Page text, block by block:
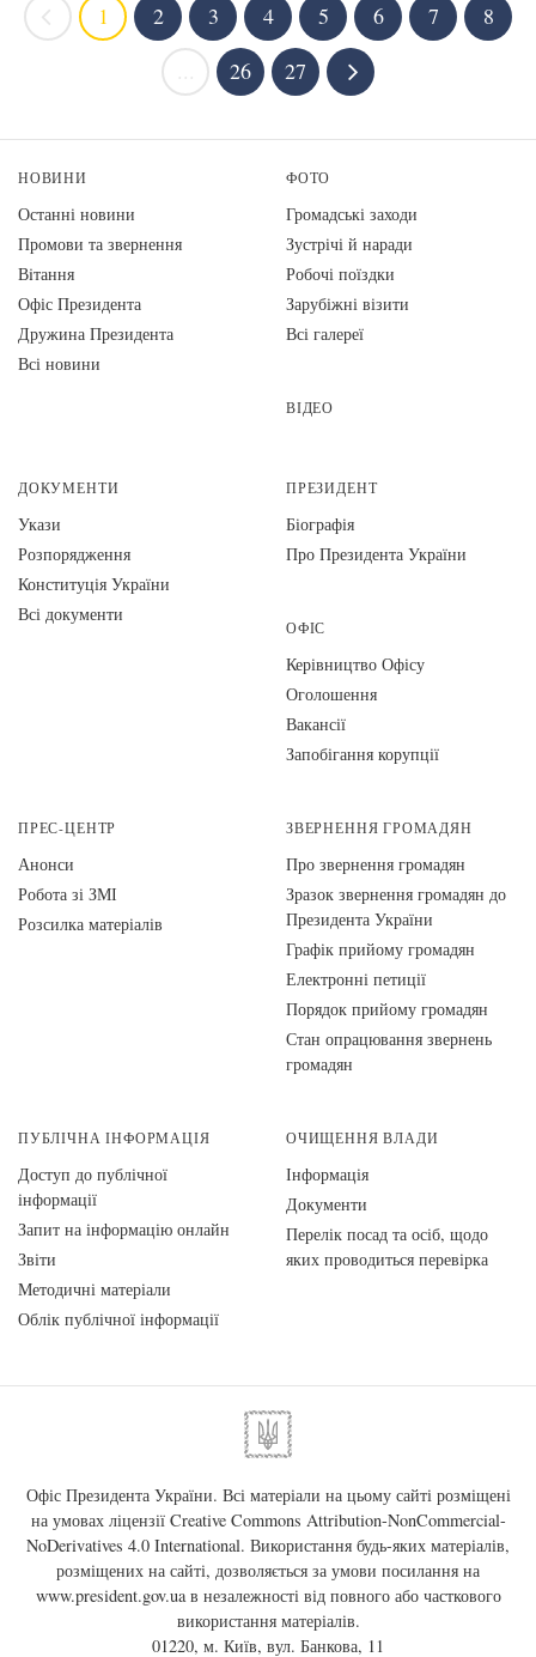
1 2 3 4 5 6 7
8
26 27
НОВИНИ
Останні новини
Промови та звернення
Вiтання
Офіс Президента
Дружина Президента
Всі новини
ФОТО
Громадські заходи
Зустрічі й наради
Робочі поїздки
Зарубіжні візити
Всі галереї
ВІДЕО
ДОКУМЕНТИ
Укази
Розпорядження
Конституція України
Всі документи
ПРЕЗИДЕНТ
Біографія
Про Президента України
ОФІС
Керівництво Офісу
Оголошення
Вакансії
Запобігання корупції
ПРЕС-ЦЕНТР
Анонси
Робота зі ЗМІ
Розсилка матеріалів
ЗВЕРНЕННЯ ГРОМАДЯН
Про звернення громадян
Зразок звернення громадян до
Президента України
Графік прийому громадян
Електронні петиції
Порядок прийому громадян
Стан опрацювання звернень
громадян
ПУБЛІЧНА ІНФОРМАЦІЯ
Доступ до публічної
інформації
Запит на інформацію онлайн
Звіти
Методичні матеріали
Облік публічної інформації
ОЧИЩЕННЯ ВЛАДИ
Інформація
Документи
Перелік посад та осіб, щодо
яких проводиться перевірка
Офіс Президента України. Всі матеріали на цьому сайті розміщені
на умовах ліцензії Creative Commons Attribution-NonCommercial-
NoDerivatives 4.0 International. Використання будь-яких матеріалів,
розміщених на сайті, дозволяється за умови посилання на
www.president.gov.uaв незалежності від повного або часткового
використання матеріалів.
01220, м. Київ, вул. Банкова, 11